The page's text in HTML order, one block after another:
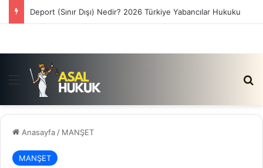
Deport (Sınır Dışı) Nedir? 2026 Türkiye Yabancılar Hukuku
Menü
Anasayfa / MANŞET
MANŞET